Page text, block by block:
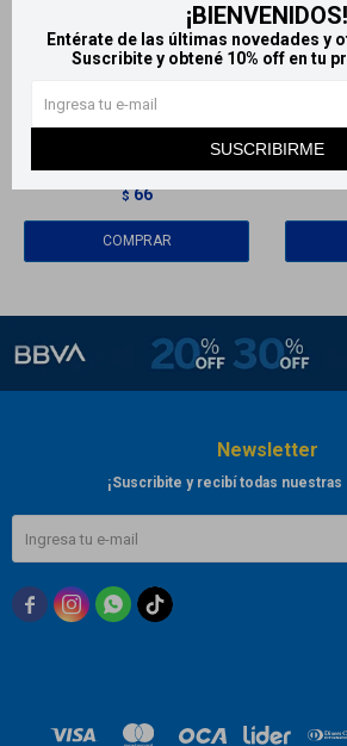
¡BIENVENIDOS!
Entérate de las últimas novedades y
Suscribite y obtené 10% off en tu
SUSCRIBIRME
LlegaHOY
Dolosedol C paracetamol + Vit
$ 66
ACF
Newsletter
¡Suscribite y recibí todas
  